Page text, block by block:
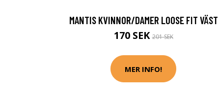
MANTIS KVINNOR/DAMER LOOSE FIT VÄST
170 SEK201 SEK
MER INFO!